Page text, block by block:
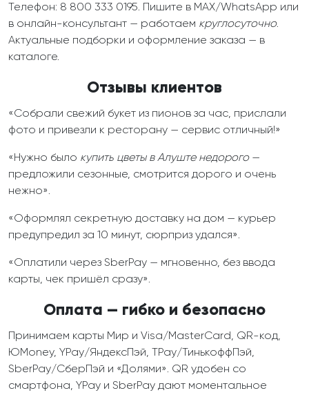
Телефон: 8 800 333 0195. Пишите в MAX/WhatsApp или
в онлайн-консультант — работаем круглосуточно.
Актуальные подборки и оформление заказа — в
каталоге.
Отзывы клиентов
«Собрали свежий букет из пионов за час, прислали
фото и привезли к ресторану — сервис отличный!»
«Нужно было купить цветы в Алуште недорого—
предложили сезонные, смотрится дорого и очень
нежно».
«Оформлял секретную доставку на дом — курьер
предупредил за 10 минут, сюрприз удался».
«Оплатили через SberPay — мгновенно, без ввода
карты, чек пришёл сразу».
Оплата — гибко и безопасно
Принимаем карты Мир и Visa/MasterCard, QR-код,
ЮMoney, YPay/ЯндексПэй, TPay/ТинькоффПэй,
SberPay/СберПэй и «Долями». QR удобен со
смартфона, YPay и SberPay дают моментальное